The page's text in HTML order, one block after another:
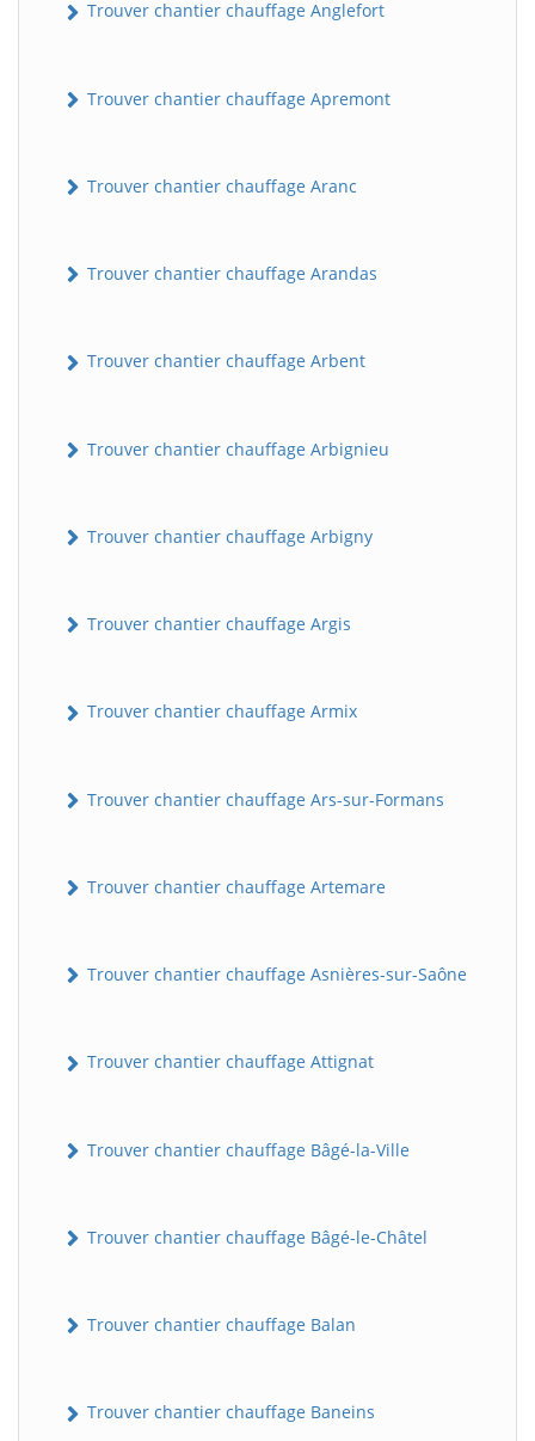
Trouver chantier chauffage Anglefort
Trouver chantier chauffage Apremont
Trouver chantier chauffage Aranc
Trouver chantier chauffage Arandas
Trouver chantier chauffage Arbent
Trouver chantier chauffage Arbignieu
Trouver chantier chauffage Arbigny
Trouver chantier chauffage Argis
Trouver chantier chauffage Armix
Trouver chantier chauffage Ars-sur-Formans
Trouver chantier chauffage Artemare
Trouver chantier chauffage Asnières-sur-Saône
Trouver chantier chauffage Attignat
Trouver chantier chauffage Bâgé-la-Ville
Trouver chantier chauffage Bâgé-le-Châtel
Trouver chantier chauffage Balan
Trouver chantier chauffage Baneins